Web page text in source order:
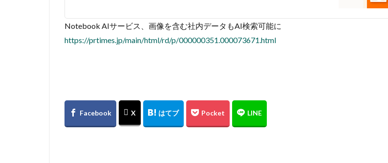
Notebook AIサービス、画像を含む社内データもAI検索可能に
https://prtimes.jp/main/html/rd/p/000000351.000073671.html